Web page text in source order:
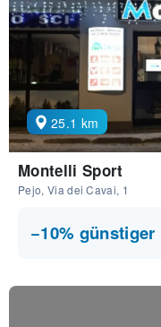
25.1 km
Montelli Sport
Pejo, Via dei Cavai, 1
−10% günstiger